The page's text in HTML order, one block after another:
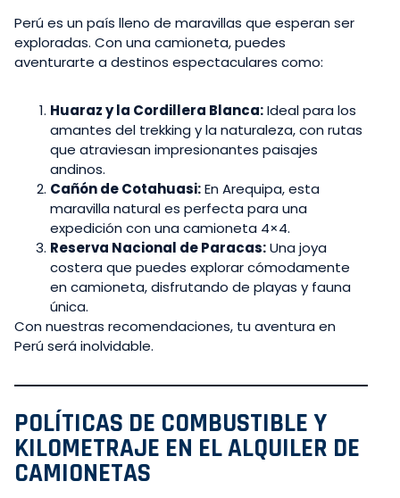
Perú es un país lleno de maravillas que esperan ser
exploradas. Con una camioneta, puedes
aventurarte a destinos espectaculares como:
Huaraz y la Cordillera Blanca:Ideal para los
amantes del trekking y la naturaleza, con rutas
que atraviesan impresionantes paisajes
andinos.
Cañón de Cotahuasi:En Arequipa, esta
maravilla natural es perfecta para una
expedición con una camioneta 4×4.
Reserva Nacional de Paracas:Una joya
costera que puedes explorar cómodamente
en camioneta, disfrutando de playas y fauna
única.
Con nuestras recomendaciones, tu aventura en
Perú será inolvidable.
POLÍTICAS DE COMBUSTIBLE Y
KILOMETRAJE EN EL ALQUILER DE
CAMIONETAS